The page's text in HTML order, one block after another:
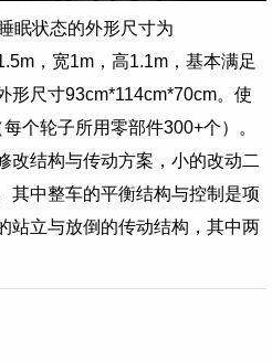
眠状态的外形尺寸为
，宽1m，高1.1m，基本满足
形尺寸93cm*114cm*70cm。使
个轮子所用零部件300+个）。
改结构与传动方案，小的改动二
其中整车的平衡结构与控制是项
站立与放倒的传动结构，其中两